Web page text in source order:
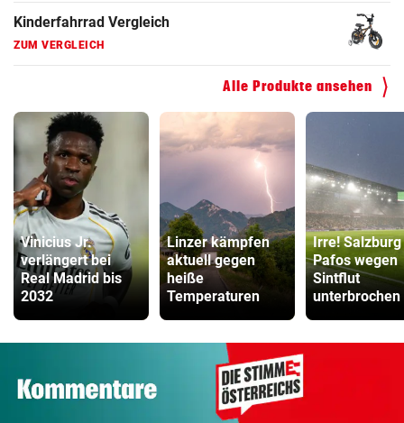
Kinderfahrrad Vergleich
ZUM VERGLEICH
Alle Produkte ansehen
Vinicius Jr.
verlängert bei
Real Madrid bis
2032
Linzer kämpfen
aktuell gegen
heiße
Temperaturen
Irre!
Pafos wegen
Sintflut
unterbrochen